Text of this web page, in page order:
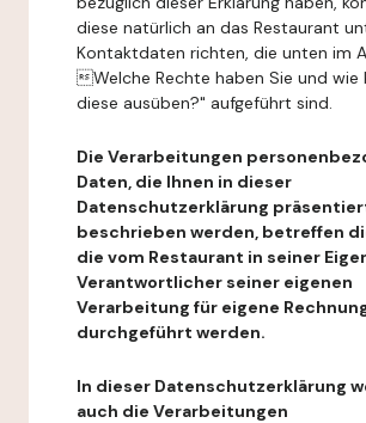
diese natürlich an das Restaurant
Kontaktdaten richten, die unten im
Welche Rechte haben Sie und wie
diese ausüben?" aufgeführt sind.
Die Verarbeitungen
Daten, die Ihnen in dieser
Datenschutzerklärung
beschrieben werden, betreffen
die vom Restaurant in seiner
Verantwortlicher seiner eigenen
Verarbeitung für eigene
durchgeführt werden.
In dieser Datenschutzerklärung
auch die Verarbeitungen